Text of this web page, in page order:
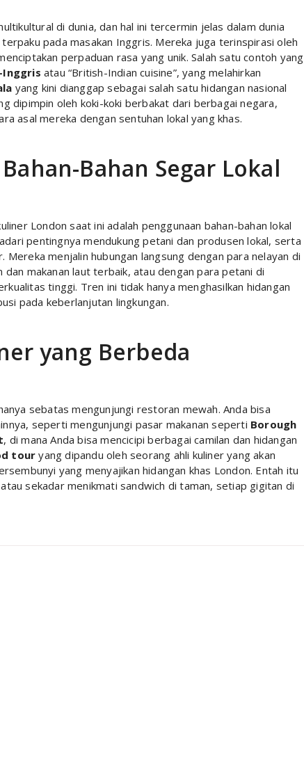
di dunia, dan hal ini tercermin jelas dalam dunia
pada masakan Inggris. Mereka juga terinspirasi oleh
perpaduan rasa yang unik. Salah satu contoh yang
Inggris atau “British-Indian cuisine”, yang melahirkan
yang kini dianggap sebagai salah satu hidangan nasional
dipimpin oleh koki-koki berbakat dari berbagai negara,
asal mereka dengan sentuhan lokal yang khas.
Bahan Segar Lokal
London saat ini adalah penggunaan bahan-bahan lokal
pentingnya mendukung petani dan produsen lokal, serta
Mereka menjalin hubungan langsung dengan para nelayan di
makanan laut terbaik, atau dengan para petani di
tinggi. Tren ini tidak hanya menghasilkan hidangan
pada keberlanjutan lingkungan.
yang Berbeda
sebatas mengunjungi restoran mewah. Anda bisa
seperti mengunjungi pasar makanan seperti Borough
, di mana Anda bisa mencicipi berbagai camilan dan hidangan
touryang dipandu oleh seorang ahli kuliner yang akan
yang menyajikan hidangan khas London. Entah itu
sekadar menikmati sandwich di taman, setiap gigitan di